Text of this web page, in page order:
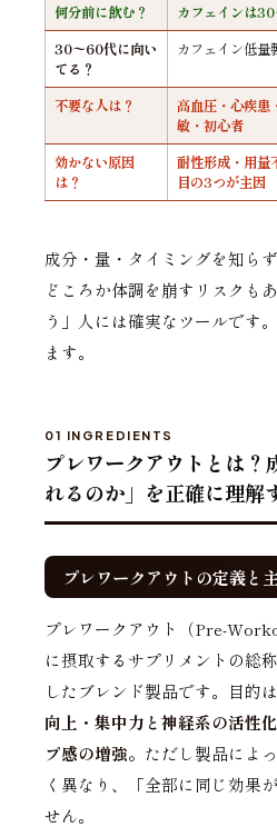
何分前に飲む？
カフェインは
30〜60代に向い
てる？
カフェイン低量
不要な人は？
高血圧・心疾患
敏・初心者
効かない原因
は？
耐性形成・用量
目の3つが主因
成分・量・タイミングを知ら
どころか体調を崩すリスクも
う」人には確実なツールです
ます。
01 INGREDIENTS
プレワークアウトとは？
れるのか」を正確に理解
プレワークアウトの定義と
プレワークアウト（Pre-
に摂取するサプリメントの総
したブレンド製品です。目的は
向上・集中力と神経系の活性
プ感の増強。 ただし製品によ
く異なり、「全部に同じ効果
せん。